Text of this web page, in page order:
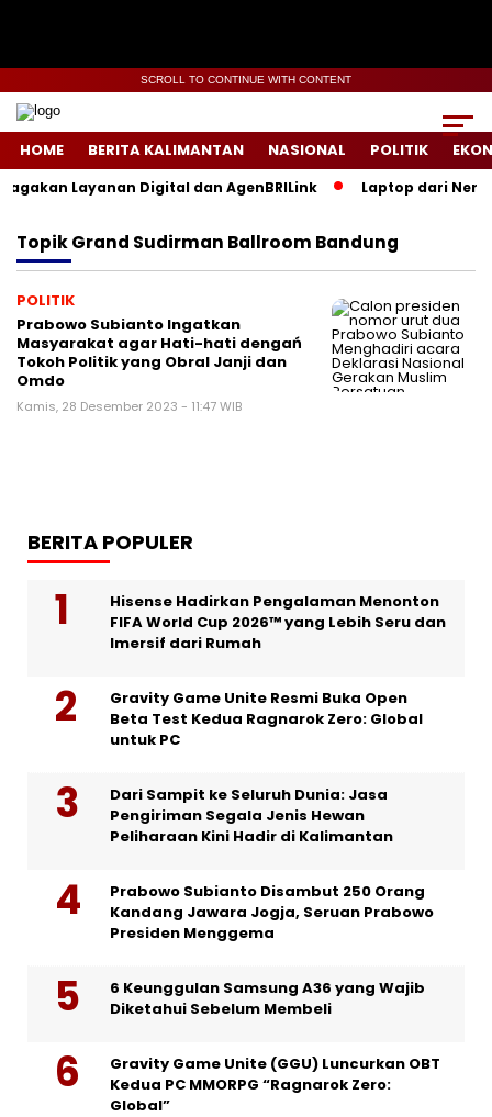
SCROLL TO CONTINUE WITH CONTENT
HOME BERITA KALIMANTAN NASIONAL POLITIK
Layanan Digital dan AgenBRILink Laptop dari
TopikGrand Sudirman Ballroom Bandung
POLITIK
Prabowo Subianto Ingatkan
Masyarakat agar Hati-hati dengań
Tokoh Politik yang Obral Janji dan
Omdo
Kamis, 28 Desember 2023 - 11:47 WIB
BERITA POPULER
Hisense Hadirkan Pengalaman Menonton
FIFA World Cup 2026™ yang Lebih Seru dan
Imersif dari Rumah
Gravity Game Unite Resmi Buka Open
Beta Test Kedua Ragnarok Zero: Global
untuk PC
Dari Sampit ke Seluruh Dunia: Jasa
Pengiriman Segala Jenis Hewan
Peliharaan Kini Hadir di Kalimantan
Prabowo Subianto Disambut 250 Orang
Kandang Jawara Jogja, Seruan Prabowo
Presiden Menggema
6 Keunggulan Samsung A36 yang Wajib
Diketahui Sebelum Membeli
Gravity Game Unite (GGU) Luncurkan OBT
Kedua PC MMORPG “Ragnarok Zero:
Global”